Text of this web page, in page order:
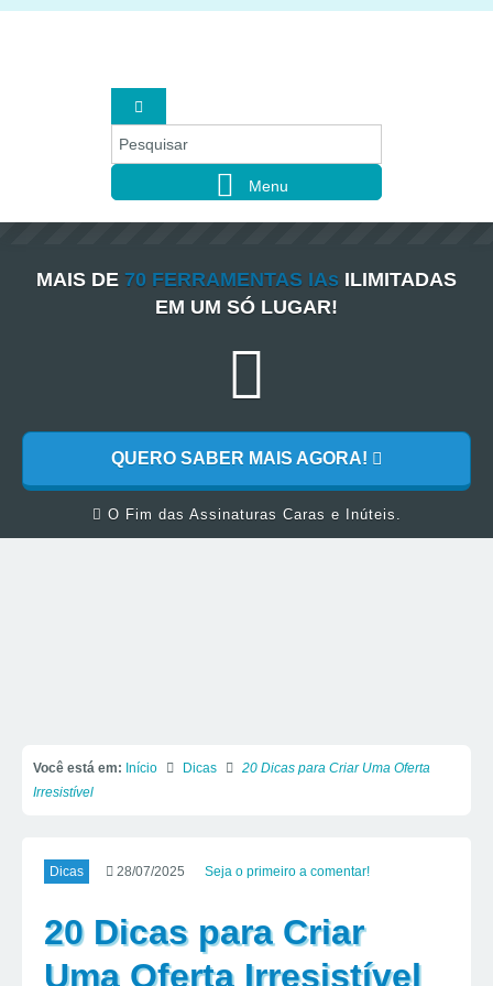
Menu
MAIS DE 70 FERRAMENTAS IAs ILIMITADAS
EM UM SÓ LUGAR!
QUERO SABER MAIS AGORA!
O Fim das Assinaturas Caras e Inúteis.
Você está em: Início Dicas
20 Dicas para Criar Uma Oferta
Irresistível
Dicas 28/07/2025 Seja o primeiro a comentar!
20 Dicas para Criar
Uma Oferta Irresistível